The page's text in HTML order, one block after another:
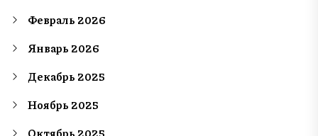
Февраль 2026
Январь 2026
Декабрь 2025
Ноябрь 2025
Октябрь 2025